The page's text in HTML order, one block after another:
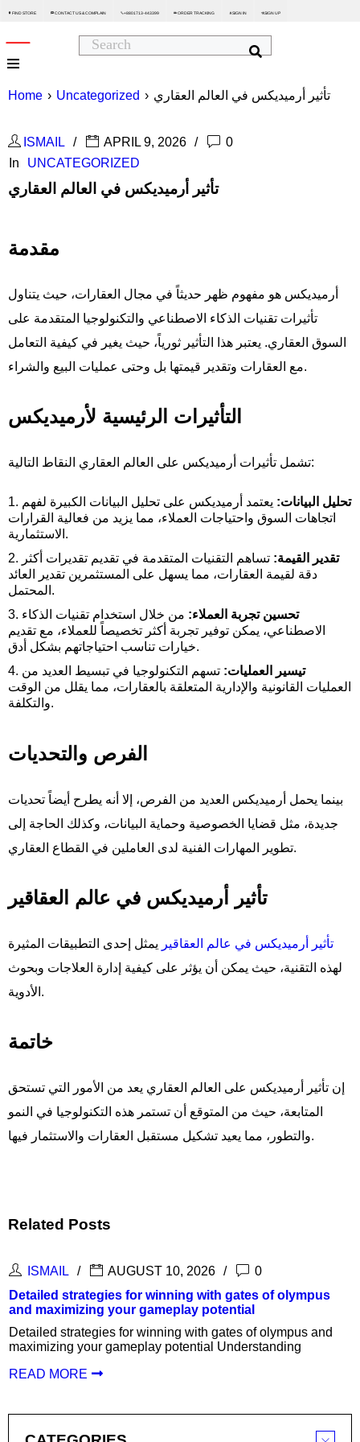
 FIND STORE  CONTACT US & COMPLAIN +8801713-443399  ORDER TRACKING  SIGN IN SIGN UP
Home › Uncategorized › تأثير أرميديكس في العالم العقاري
ISMAIL APRIL 9, 2026
0
In
UNCATEGORIZED
تأثير أرميديكس في العالم العقاري
مقدمة
أرميديكس هو مفهوم ظهر حديثاً في مجال العقارات، حيث يتناول
تأثيرات تقنيات الذكاء الاصطناعي والتكنولوجيا المتقدمة على
السوق العقاري. يعتبر هذا التأثير ثورياً، حيث يغير في كيفية التعامل
مع العقارات وتقدير قيمتها بل وحتى عمليات البيع والشراء.
التأثيرات الرئيسية لأرميديكس
تشمل تأثيرات أرميديكس على العالم العقاري النقاط التالية:
تحليل البيانات: يعتمد أرميديكس على تحليل البيانات الكبيرة لفهم
اتجاهات السوق واحتياجات العملاء، مما يزيد من فعالية القرارات
الاستثمارية.
تقدير القيمة: تساهم التقنيات المتقدمة في تقديم تقديرات أكثر
دقة لقيمة العقارات، مما يسهل على المستثمرين تقدير العائد
المحتمل.
تحسين تجربة العملاء: من خلال استخدام تقنيات الذكاء
الاصطناعي، يمكن توفير تجربة أكثر تخصيصاً للعملاء، مع تقديم
خيارات تناسب احتياجاتهم بشكل أدق.
تيسير العمليات: تسهم التكنولوجيا في تبسيط العديد من
العمليات القانونية والإدارية المتعلقة بالعقارات، مما يقلل من الوقت
والتكلفة.
الفرص والتحديات
بينما يحمل أرميديكس العديد من الفرص، إلا أنه يطرح أيضاً تحديات
جديدة، مثل قضايا الخصوصية وحماية البيانات، وكذلك الحاجة إلى
تطوير المهارات الفنية لدى العاملين في القطاع العقاري.
تأثير أرميديكس في عالم العقاقير
تأثير أرميديكس في عالم العقاقير يمثل إحدى التطبيقات المثيرة
لهذه التقنية، حيث يمكن أن يؤثر على كيفية إدارة العلاجات وبحوث
الأدوية.
خاتمة
إن تأثير أرميديكس على العالم العقاري يعد من الأمور التي تستحق
المتابعة، حيث من المتوقع أن تستمر هذه التكنولوجيا في النمو
والتطور، مما يعيد تشكيل مستقبل العقارات والاستثمار فيها.
Related Posts
ISMAIL AUGUST 10, 2026
0
Detailed strategies for winning with gates of olympus
and maximizing your gameplay potential
Detailed strategies for winning with gates of olympus and
maximizing your gameplay potential Understanding
READ MORE